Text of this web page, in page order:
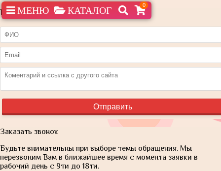
Нашли дешевле?
Заказать звонок
Будьте внимательны при выборе темы обращения. Мы
перезвоним Вам в ближайшее время с момента заявки в
рабочий день с 9ти до 18ти.
МЕНЮ КАТАЛОГ 0